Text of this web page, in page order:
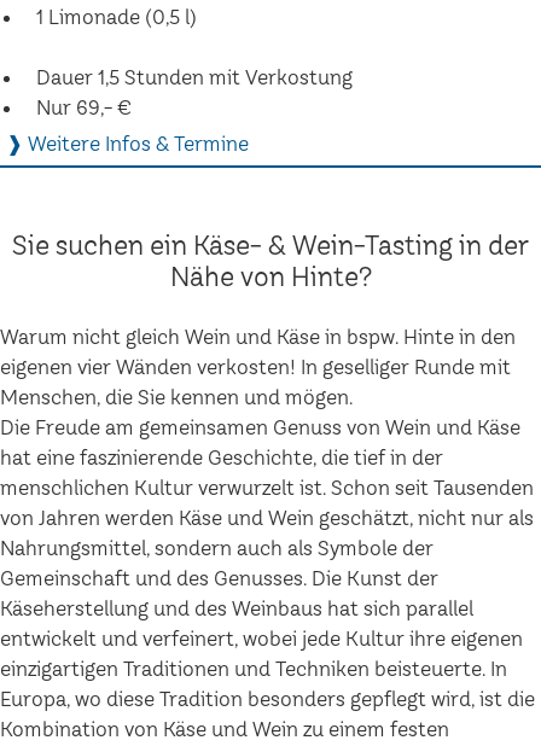
1 Limonade (0,5 l)
Dauer 1,5 Stunden mit Verkostung
Nur 69,- €
❱ Weitere Infos & Termine
Sie suchen ein Käse- & Wein-Tasting in der
Nähe von Hinte?
Warum nicht gleich Wein und Käse in bspw. Hinte in den
eigenen vier Wänden verkosten! In geselliger Runde mit
Menschen, die Sie kennen und mögen.
Die Freude am gemeinsamen Genuss von Wein und Käse
hat eine faszinierende Geschichte, die tief in der
menschlichen Kultur verwurzelt ist. Schon seit Tausenden
von Jahren werden Käse und Wein geschätzt, nicht nur als
Nahrungsmittel, sondern auch als Symbole der
Gemeinschaft und des Genusses. Die Kunst der
Käseherstellung und des Weinbaus hat sich parallel
entwickelt und verfeinert, wobei jede Kultur ihre eigenen
einzigartigen Traditionen und Techniken beisteuerte. In
Europa, wo diese Tradition besonders gepflegt wird, ist die
Kombination von Käse und Wein zu einem festen